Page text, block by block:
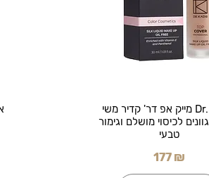
Dr. Kadir מייק אפ דר' קדיר משי
נוזלי 6 גוונים לכיסוי מושלם וגימור
טבעי
177 ₪